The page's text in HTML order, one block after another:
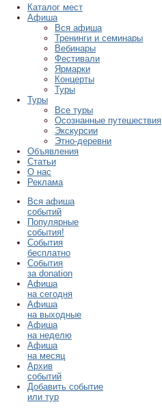
Каталог мест
Афиша
Вся афиша
Тренинги и семинары
Вебинары
Фестивали
Ярмарки
Концерты
Туры
Туры
Все туры
Осознанные путешествия
Экскурсии
Этно-деревни
Объявления
Статьи
О нас
Реклама
Вся афиша
событий
Популярные
события!
События
бесплатно
События
за donation
Афиша
на сегодня
Афиша
на выходные
Афиша
на неделю
Афиша
на месяц
Архив
событий
Добавить событие
или тур